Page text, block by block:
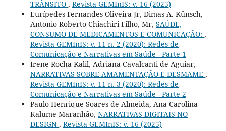
TRÂNSITO , Revista GEMInIS: v. 16 (2025)
Eurípedes Fernandes Oliveira Jr, Dimas A. Künsch,
Antonio Roberto Chiachiri Filho, Mr, SAÚDE,
CONSUMO DE MEDICAMENTOS E COMUNICAÇÃO: ,
Revista GEMInIS: v. 11 n. 2 (2020): Redes de
Comunicação e Narrativas em Saúde - Parte 1
Irene Rocha Kalil, Adriana Cavalcanti de Aguiar,
NARRATIVAS SOBRE AMAMENTAÇÃO E DESMAME ,
Revista GEMInIS: v. 11 n. 3 (2020): Redes de
Comunicação e Narrativas em Saúde - Parte 2
Paulo Henrique Soares de Almeida, Ana Carolina
Kalume Maranhão, NARRATIVAS DIGITAIS NO
DESIGN , Revista GEMInIS: v. 16 (2025)